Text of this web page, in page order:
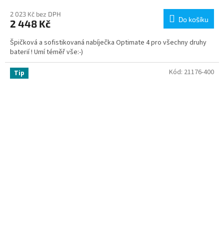
2 023 Kč bez DPH
2 448 Kč Do košíku
Špičková a sofistikovaná nabíječka Optimate 4 pro všechny druhy
baterií ! Umí téměř vše:-)
Tip Kód: 21176-400